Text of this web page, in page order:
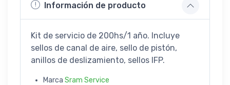
Información de producto
Kit de servicio de 200hs/1 año. Incluye
sellos de canal de aire, sello de pistón,
anillos de deslizamiento, sellos IFP.
Marca Sram Service